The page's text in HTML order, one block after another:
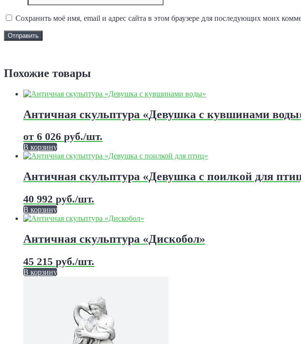
Сохранить моё имя, email и адрес сайта в этом браузере для последующих моих
Похожие товары
Античная скульптура «Девушка с кувшинами
от 6 026 руб./шт.
В корзину
Этот
имеет
несколько
Опции
можно
выбрать
странице
товара.
Античная скульптура «Девушка с поилкой для
40 992 руб./шт.
В корзину
Этот
имеет
несколько
Опции
можно
выбрать
Античная скульптура «Дискобол»
45 215 руб./шт.
В корзину